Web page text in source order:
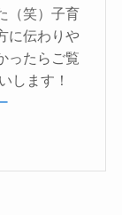
（笑）子育
に伝わりや
ったらご覧
します！